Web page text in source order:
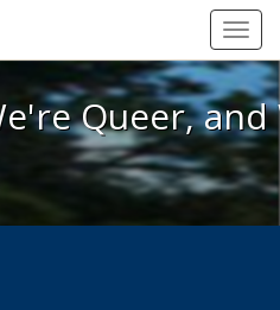
We're Queer, and
Queer,